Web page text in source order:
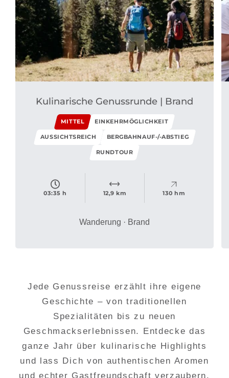
Kulinarische Genussrunde | Brand
MITTEL EINKEHRMÖGLICHKEIT
AUSSICHTSREICH BERGBAHNAUF-/-ABSTIEG
RUNDTOUR
03:35 h 12,9 km 130 hm
Wanderung · Brand
Jede Genussreise erzählt ihre eigene
Geschichte – von traditionellen
Spezialitäten bis zu neuen
Geschmackserlebnissen. Entdecke das
ganze Jahr über kulinarische Highlights
und lass Dich von authentischen Aromen
und echter Gastfreundschaft verzaubern.